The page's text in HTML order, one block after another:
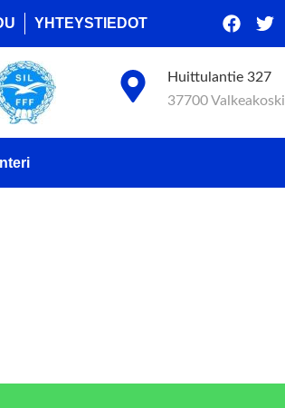
YHTEYSTIEDOT
Huittulantie 327
37700 Valkeakoski